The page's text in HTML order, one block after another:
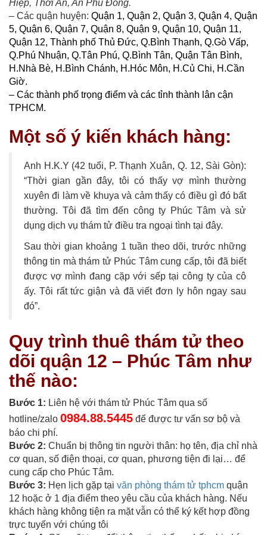
Hiệp, Thới An, An Phú Đông.
– Các quận huyện: Quận 1, Quận 2, Quận 3, Quận 4, Quận
5, Quận 6, Quận 7, Quận 8, Quận 9, Quận 10, Quận 11,
Quận 12, Thành phố Thủ Đức, Q.Bình Thạnh, Q.Gò Vấp,
Q.Phú Nhuận, Q.Tân Phú, Q.Bình Tân, Quận Tân Bình,
H.Nhà Bè, H.Bình Chánh, H.Hóc Môn, H.Củ Chi, H.Cần
Giờ.
– Các thành phố trọng điểm và các tỉnh thành lân cận
TPHCM.
Một số ý kiến khách hàng:
Anh H.K.Y (42 tuổi, P. Thạnh Xuân, Q. 12, Sài Gòn):
“Thời gian gần đây, tôi có thấy vợ mình thường
xuyên đi làm về khuya và cảm thấy có điều gì đó bất
thường. Tôi đã tìm đến công ty Phúc Tâm và sử
dụng dịch vụ thám tử điều tra ngoại tình tại đây.
Sau thời gian khoảng 1 tuần theo dõi, trước những
thông tin mà thám tử Phúc Tâm cung cấp, tôi đã biết
được vợ mình đang cặp với sếp tại công ty của cô
ấy. Tôi rất tức giận và đã viết đơn ly hôn ngay sau
đó”.
Quy trình thuê thám tử theo
dõi quận 12 – Phúc Tâm như
thế nào:
Bước 1: Liên hệ với thám tử Phúc Tâm qua số
hotline/zalo 0984.88.5445 để được tư vấn sơ bộ và
báo chi phí.
Bước 2: Chuẩn bị thông tin người thân: họ tên, địa chỉ nhà
cơ quan, số điện thoại, cơ quan, phương tiện đi lại… để
cung cấp cho Phúc Tâm.
Bước 3: Hẹn lịch gặp tại văn phòng thám tử tphcm quận
12 hoặc ở 1 địa điểm theo yêu cầu của khách hàng. Nếu
khách hàng không tiện ra mặt vẫn có thể ký kết hợp đồng
trực tuyến với chúng tôi